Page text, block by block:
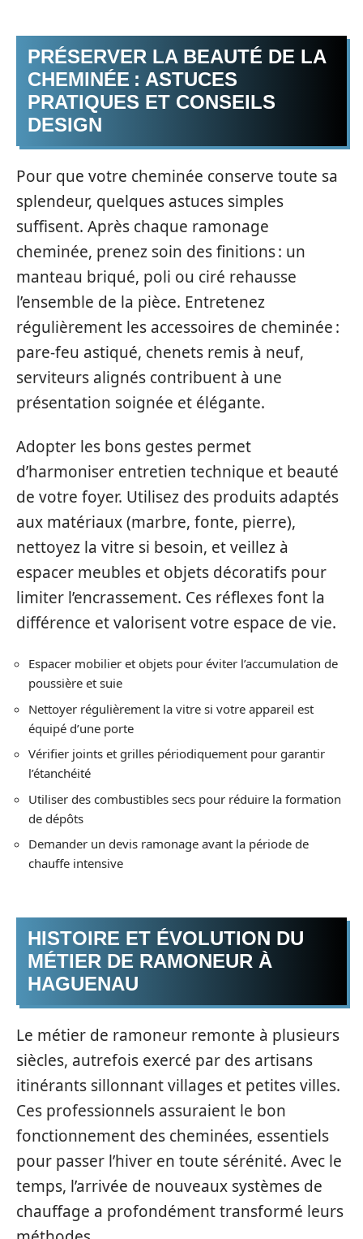
PRÉSERVER LA BEAUTÉ DE LA
CHEMINÉE : ASTUCES
PRATIQUES ET CONSEILS
DESIGN
Pour que votre cheminée conserve toute sa
splendeur, quelques astuces simples
suffisent. Après chaque ramonage
cheminée, prenez soin des finitions : un
manteau briqué, poli ou ciré rehausse
l’ensemble de la pièce. Entretenez
régulièrement les accessoires de cheminée :
pare-feu astiqué, chenets remis à neuf,
serviteurs alignés contribuent à une
présentation soignée et élégante.
Adopter les bons gestes permet
d’harmoniser entretien technique et beauté
de votre foyer. Utilisez des produits adaptés
aux matériaux (marbre, fonte, pierre),
nettoyez la vitre si besoin, et veillez à
espacer meubles et objets décoratifs pour
limiter l’encrassement. Ces réflexes font la
différence et valorisent votre espace de vie.
Espacer mobilier et objets pour éviter l’accumulation de
poussière et suie
Nettoyer régulièrement la vitre si votre appareil est
équipé d’une porte
Vérifier joints et grilles périodiquement pour garantir
l’étanchéité
Utiliser des combustibles secs pour réduire la formation
de dépôts
Demander un devis ramonage avant la période de
chauffe intensive
HISTOIRE ET ÉVOLUTION DU
MÉTIER DE RAMONEUR À
HAGUENAU
Le métier de ramoneur remonte à plusieurs
siècles, autrefois exercé par des artisans
itinérants sillonnant villages et petites villes.
Ces professionnels assuraient le bon
fonctionnement des cheminées, essentiels
pour passer l’hiver en toute sérénité. Avec le
temps, l’arrivée de nouveaux systèmes de
chauffage a profondément transformé leurs